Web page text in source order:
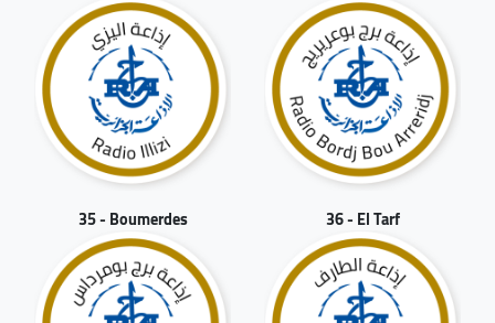
35 - Boumerdes 36 - El Tarf